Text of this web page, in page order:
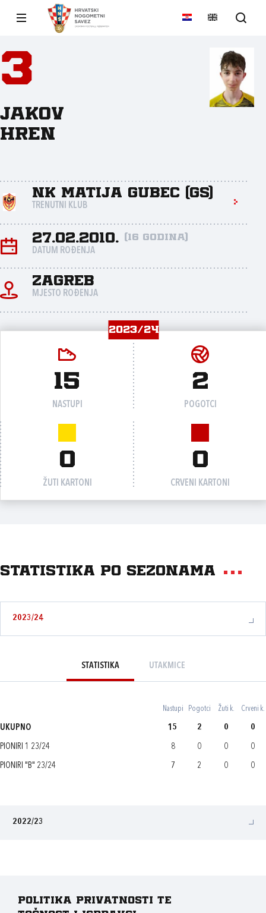
3
Jakov
Hren
NK Matija Gubec (GS)
TRENUTNI KLUB
27.02.2010. (16 godina)
DATUM ROĐENJA
Zagreb
MJESTO ROĐENJA
2023/24
15
NASTUPI
2
POGOTCI
0
ŽUTI KARTONI
0
CRVENI KARTONI
Statistika po sezonama
2023/24
STATISTIKA UTAKMICE
Nastupi Pogotci Žuti k. Crveni k.
UKUPNO 15 2 0 0
PIONIRI 1 23/24 8 0 0 0
PIONIRI "B" 23/24 7 2 0 0
2022/23
Politika privatnosti te